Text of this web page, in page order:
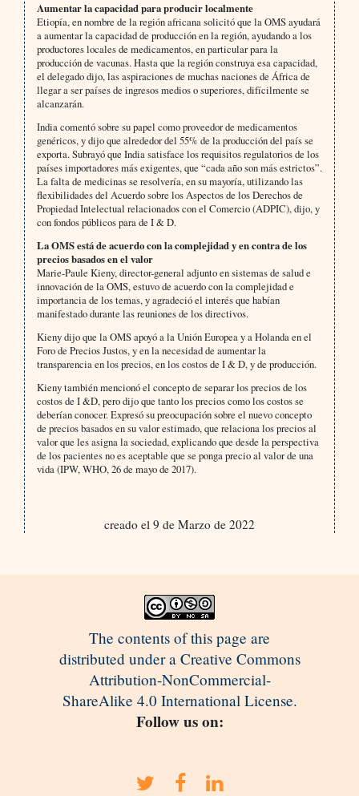
Aumentar la capacidad para producir localmente
Etiopía, en nombre de la región africana solicitó que la OMS ayudará
a aumentar la capacidad de producción en la región, ayudando a los
productores locales de medicamentos, en particular para la
producción de vacunas. Hasta que la región construya esa capacidad,
el delegado dijo, las aspiraciones de muchas naciones de África de
llegar a ser países de ingresos medios o superiores, difícilmente se
alcanzarán.
India comentó sobre su papel como proveedor de medicamentos
genéricos, y dijo que alrededor del 55% de la producción del país se
exporta. Subrayó que India satisface los requisitos regulatorios de los
países importadores más exigentes, que “cada año son más estrictos”.
La falta de medicinas se resolvería, en su mayoría, utilizando las
flexibilidades del Acuerdo sobre los Aspectos de los Derechos de
Propiedad Intelectual relacionados con el Comercio (ADPIC), dijo, y
con fondos públicos para de I & D.
La OMS está de acuerdo con la complejidad y en contra de los
precios basados en el valor
Marie-Paule Kieny, director-general adjunto en sistemas de salud e
innovación de la OMS, estuvo de acuerdo con la complejidad e
importancia de los temas, y agradeció el interés que habían
manifestado durante las reuniones de los directivos.
Kieny dijo que la OMS apoyó a la Unión Europea y a Holanda en el
Foro de Precios Justos, y en la necesidad de aumentar la
transparencia en los precios, en los costos de I & D, y de producción.
Kieny también mencionó el concepto de separar los precios de los
costos de I &D, pero dijo que tanto los precios como los costos se
deberían conocer. Expresó su preocupación sobre el nuevo concepto
de precios basados en su valor estimado, que relaciona los precios al
valor que les asigna la sociedad, explicando que desde la perspectiva
de los pacientes no es aceptable que se ponga precio al valor de una
vida (IPW, WHO, 26 de mayo de 2017).
creado el 9 de Marzo de 2022
The contents of this page are
distributed under a Creative Commons
Attribution-NonCommercial-
ShareAlike 4.0 International License.
Follow us on: